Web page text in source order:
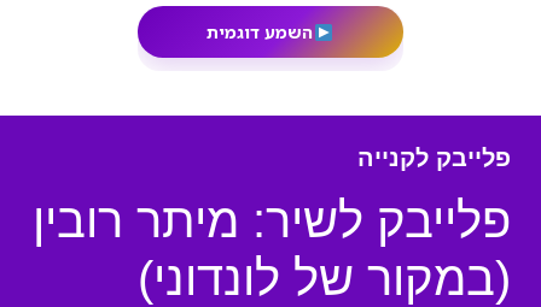
השמע דוגמית
פלייבק לקנייה
פלייבק לשיר: מיתר רובין
(במקור של לונדוני)